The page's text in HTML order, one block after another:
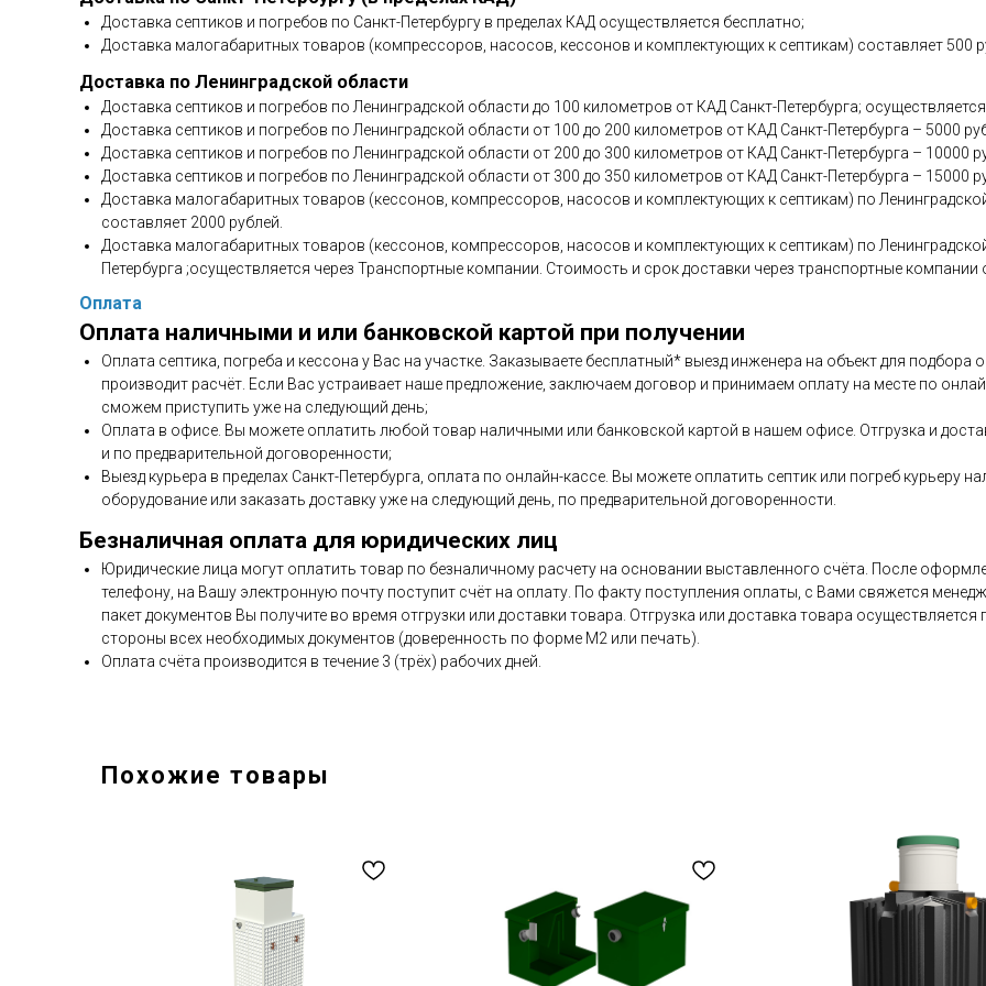
Доставка септиков и погребов по Санкт-Петербургу в пределах КАД осуществляется бесплатно;
Доставка малогабаритных товаров (компрессоров, насосов, кессонов и комплектующих к септикам) составляет 500
Доставка по Ленинградской области
Доставка септиков и погребов по Ленинградской области до 100 километров от КАД Санкт-Петербурга;
Доставка септиков и погребов по Ленинградской области от 100 до 200 километров от КАД Санкт-Петербурга – 5000
Доставка септиков и погребов по Ленинградской области от 200 до 300 километров от КАД Санкт-Петербурга – 10000
Доставка септиков и погребов по Ленинградской области от 300 до 350 километров от КАД Санкт-Петербурга – 15000
Доставка малогабаритных товаров (кессонов, компрессоров, насосов и комплектующих к септикам) по
составляет 2000 рублей.
Доставка малогабаритных товаров (кессонов, компрессоров, насосов и комплектующих к септикам) по
Петербурга ;осуществляется через Транспортные компании. Стоимость и срок доставки через транспортные
Оплата
Оплата наличными и или банковской картой при получении
Оплата септика, погреба и кессона у Вас на участке. Заказываете бесплатный* выезд инженера на объект для
производит расчёт. Если Вас устраивает наше предложение, заключаем договор и принимаем оплату на месте по
сможем приступить уже на следующий день;
Оплата в офисе. Вы можете оплатить любой товар наличными или банковской картой в нашем офисе. Отгрузка и
и по предварительной договоренности;
Выезд курьера в пределах Санкт-Петербурга, оплата по онлайн-кассе. Вы можете оплатить септик или погреб курьеру
оборудование или заказать доставку уже на следующий день, по предварительной договоренности.
Безналичная оплата для юридических лиц
Юридические лица могут оплатить товар по безналичному расчету на основании выставленного счёта. После
телефону, на Вашу электронную почту поступит счёт на оплату. По факту поступления оплаты, с Вами свяжется
пакет документов Вы получите во время отгрузки или доставки товара. Отгрузка или доставка товара
стороны всех необходимых документов (доверенность по форме М2 или печать).
Оплата счёта производится в течение 3 (трёх) рабочих дней.
Похожие товары